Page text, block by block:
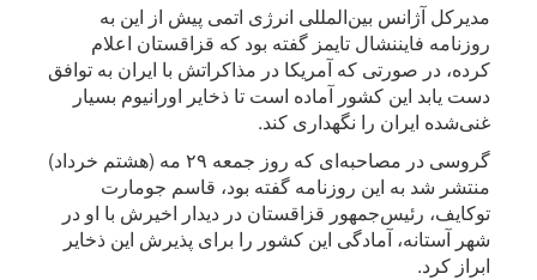
مدیرکل آژانس بین‌المللی انرژی اتمی پیش از این به
روزنامه فایننشال تایمز گفته بود که قزاقستان اعلام
کرده، در صورتی که آمریکا در مذاکراتش با ایران به توافق
دست یابد این کشور آماده است تا ذخایر اورانیوم بسیار
غنی‌شده ایران را نگهداری کند.
گروسی در مصاحبه‌ای که روز جمعه ۲۹ مه (هشتم خرداد)
منتشر شد به این روزنامه گفته بود، قاسم‌‌‌‌‌‌‌‌‌ جومارت
توکایف، رئیس‌جمهور قزاقستان در دیدار اخیرش با او در
شهر آستانه، آمادگی این کشور را برای پذیرش این ذخایر
ابراز کرد.